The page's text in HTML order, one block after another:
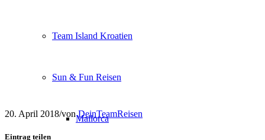
Team Island Kroatien
Sun & Fun Reisen
Mallorca
20. April 2018/vonDeinTeamReisen
Eintrag teilen